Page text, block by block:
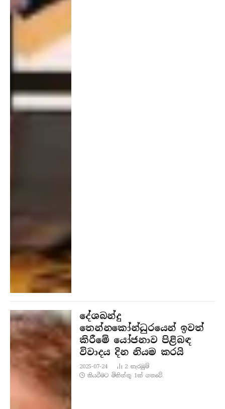
දේශබන්දු
තෙන්නකෝන්ධුරයෙන් ඉවත්
කිරීමේ යෝජනාව පිළිබඳ
විවාදය දින නියම කරයි
2025-07-24 2නැරඹු​ම්
කියවීමට මිනිත්තු 1ක් ගතවේ.